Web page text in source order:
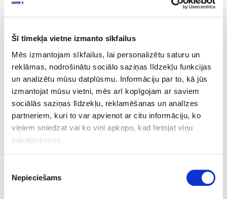
Šī tīmekļa vietne izmanto sīkfailus
Mēs izmantojam sīkfailus, lai personalizētu saturu un
reklāmas, nodrošinātu sociālo saziņas līdzekļu funkcijas
un analizētu mūsu datplūsmu. Informāciju par to, kā jūs
izmantojat mūsu vietni, mēs arī kopīgojam ar saviem
sociālās saziņas līdzekļu, reklamēšanas un analīzes
partneriem, kuri to var apvienot ar citu informāciju, ko
viņiem sniedzat vai ko viņi apkopo, kad lietojat viņu
pakalpojumus.
izvēle
Nepieciešams
Nedaudz tonēts beices efekts:20 minūšu laika pēc
Ļaut nožūt, nodrošinot labu ventilāciju.
Intensīvi tonēts:
Decorwachs.
ŽŪŠANAS LAIKS
Apm. 24 stundas (normāli klimatiskie apstākļi, 23 °C/ 50 % rel.
mitrums). Zemākas temperatūras un/ vai augstāks gaisa mitrums
var paildzināt žūšanas laiku. Žūšanas laikā nodrošināt labu
ventilāciju. Pēc 2-3 nedēļām, virsma ir pilnībā sacietējusi.
PATĒRIŅŠ
1 litrs nosedz apm. 30 m² ar vienu kārtu.
informācija attiecas uz gludām un ēvelētām/zāģētām virsmām.
Citas virsmas var novest pie mazākas segtspējas.